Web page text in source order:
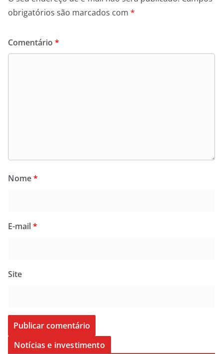
obrigatórios são marcados com *
Comentário *
Nome*
E-mail*
Site
Notícias e investimento